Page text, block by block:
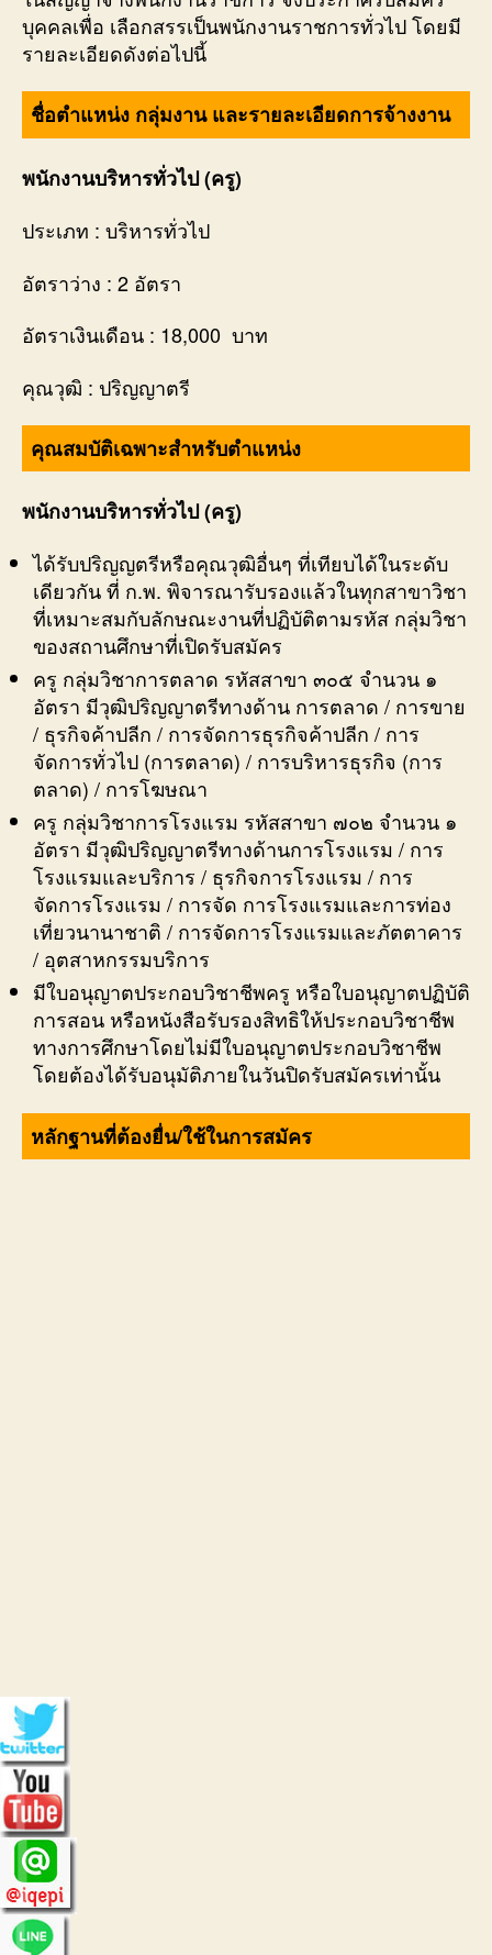
บุคคลเพื่อ เลือกสรรเป็นพนักงานราชการทั่วไป โดยมี
รายละเอียดดังต่อไปนี้
ชื่อตำแหน่ง กลุ่มงาน และรายละเอียดการจ้างงาน
พนักงานบริหารทั่วไป (ครู)
ประเภท : บริหารทั่วไป
อัตราว่าง : 2 อัตรา
อัตราเงินเดือน : 18,000 บาท
คุณวุฒิ : ปริญญาตรี
คุณสมบัติเฉพาะสำหรับตำแหน่ง
พนักงานบริหารทั่วไป (ครู)
ได้รับปริญญตรีหรือคุณวุฒิอื่นๆ ที่เทียบได้ในระดับ
เดียวกัน ที่ ก.พ. พิจารณารับรองแล้วในทุกสาขาวิชา
ที่เหมาะสมกับลักษณะงานที่ปฏิบัติตามรหัส กลุ่มวิชา
ของสถานศึกษาที่เปิดรับสมัคร
ครู กลุ่มวิชาการตลาด รหัสสาขา ๓๐๕ จำนวน ๑
อัตรา มีวุฒิปริญญาตรีทางด้าน การตลาด / การขาย
/ ธุรกิจค้าปลีก / การจัดการธุรกิจค้าปลีก / การ
จัดการทั่วไป (การตลาด) / การบริหารธุรกิจ (การ
ตลาด) / การโฆษณา
ครู กลุ่มวิชาการโรงแรม รหัสสาขา ๗๐๒ จำนวน ๑
อัตรา มีวุฒิปริญญาตรีทางด้านการโรงแรม / การ
โรงแรมและบริการ / ธุรกิจการโรงแรม / การ
จัดการโรงแรม / การจัด การโรงแรมและการท่อง
เที่ยวนานาชาติ / การจัดการโรงแรมและภัตตาคาร
/ อุตสาหกรรมบริการ
มีใบอนุญาตประกอบวิชาชีพครู หรือใบอนุญาตปฏิบัติ
การสอน หรือหนังสือรับรองสิทธิให้ประกอบวิชาชีพ
ทางการศึกษาโดยไม่มีใบอนุญาตประกอบวิชาชีพ
โดยต้องได้รับอนุมัติภายในวันปิดรับสมัครเท่านั้น
หลักฐานที่ต้องยื่น/ใช้ในการสมัคร